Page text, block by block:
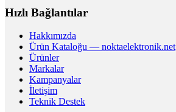
Hızlı Bağlantılar
Hakkımızda
Ürün Kataloğu — noktaelektronik.net
Ürünler
Markalar
Kampanyalar
İletişim
Teknik Destek